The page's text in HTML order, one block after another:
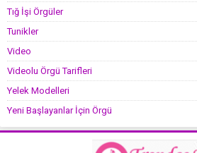
Tığ İşi Örgüler
Tunikler
Video
Videolu Örgü Tarifleri
Yelek Modelleri
Yeni Başlayanlar İçin Örgü